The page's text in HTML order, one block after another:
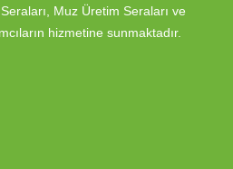
Muz Üretim Seraları ve
hizmetine sunmaktadır.